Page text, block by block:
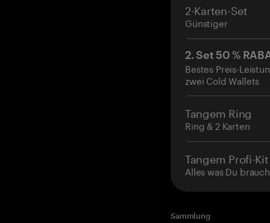
2-Karten-Set
Günstiger
2. Set 50 %
Bestes Preis-
zwei Cold Wallets
Tangem Ring
Ring & 2 Karten
Tangem Profi-Kit
Alles was Du
Sammlung